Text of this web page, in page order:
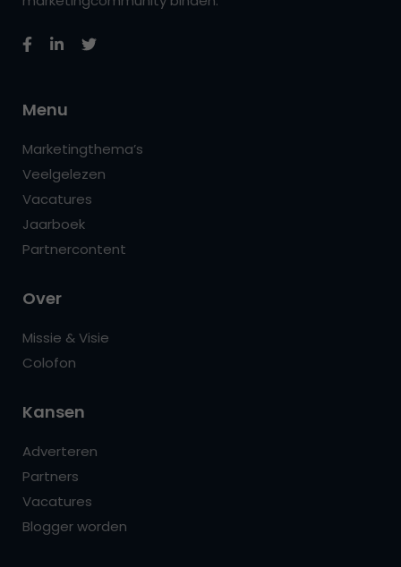
Menu
Marketingthema’s
Veelgelezen
Vacatures
Jaarboek
Partnercontent
Over
Missie & Visie
Colofon
Kansen
Adverteren
Partners
Vacatures
Blogger worden